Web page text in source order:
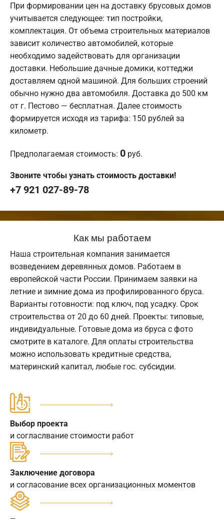
При формировании цен на доставку брусовых домов
учитывается следующее: тип постройки,
комплектация. От объема строительных материалов
зависит количество автомобилей, которые
необходимо задействовать для организации
доставки. Небольшие дачные домики, коттеджи
доставляем одной машиной. Для больших строений
обычно нужно два автомобиля. Доставка до 500 км
от г. Пестово — бесплатная. Далее стоимость
формируется исходя из тарифа: 150 рублей за
километр.
Предполагаемая стоимость: 0 руб.
Звоните чтобы узнать стоимость доставки!
+7 921 027-89-78
Как мы работаем
Наша строительная компания занимается
возведением деревянных домов. Работаем в
европейской части России. Принимаем заявки на
летние и зимние дома из профилированного бруса.
Варианты готовности: под ключ, под усадку. Срок
строительства от 20 до 60 дней. Проекты: типовые,
индивидуальные. Готовые дома из бруса с фото
смотрите в каталоге. Для оплаты строительства
можно использовать кредитные средства,
материнский капитал, любые гос. субсидии.
Выбор проекта
и согласлвание стоимости работ
Заключение договора
и согласование всех организационных моментов